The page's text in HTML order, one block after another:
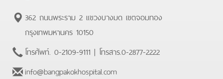
362 ถนนพระราม 2 แขวงบางมด เขตจอมทอง
กรุงเทพมหานคร 10150
โทรศัพท์. 0-2109-9111 | โทรสาร.0-2877-2222
info@bangpakokhospital.com